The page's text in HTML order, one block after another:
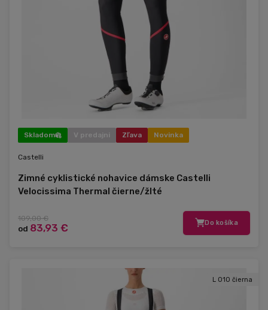
Skladom V predajni Zľava Novinka
Castelli
Zimné cyklistické nohavice dámske Castelli
Velocissima Thermal čierne/žlté
109,00 €
od 83,93 € Do košíka
L 010 čierna